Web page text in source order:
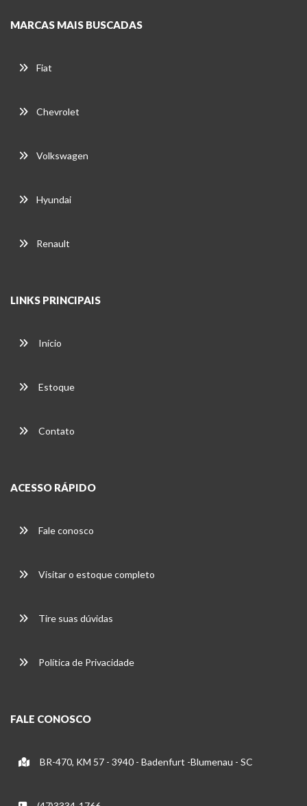
MARCAS MAIS BUSCADAS
Fiat
Chevrolet
Volkswagen
Hyundai
Renault
LINKS PRINCIPAIS
Início
Estoque
Contato
ACESSO RÁPIDO
Fale conosco
Visitar o estoque completo
Tire suas dúvidas
Política de Privacidade
FALE CONOSCO
BR-470, KM 57 - 3940 - Badenfurt -Blumenau - SC